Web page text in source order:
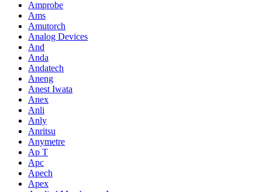
Amprobe
Ams
Amutorch
Analog Devices
And
Anda
Andatech
Aneng
Anest Iwata
Anex
Anli
Anly
Anritsu
Anymetre
Ap T
Apc
Apech
Apex